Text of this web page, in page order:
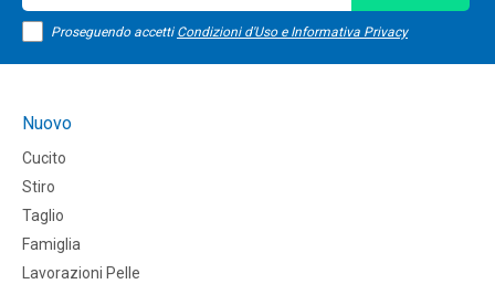
Proseguendo accetti Condizioni d'Uso e Informativa Privacy
Nuovo
Cucito
Stiro
Taglio
Famiglia
Lavorazioni Pelle